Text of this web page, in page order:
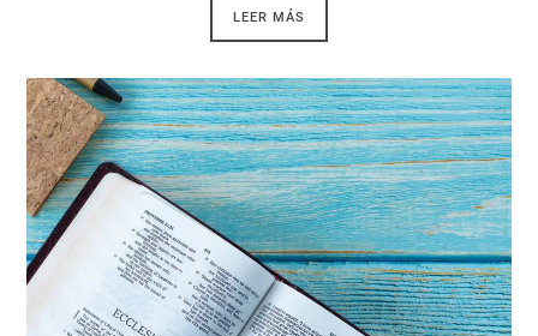
LEER MÁS